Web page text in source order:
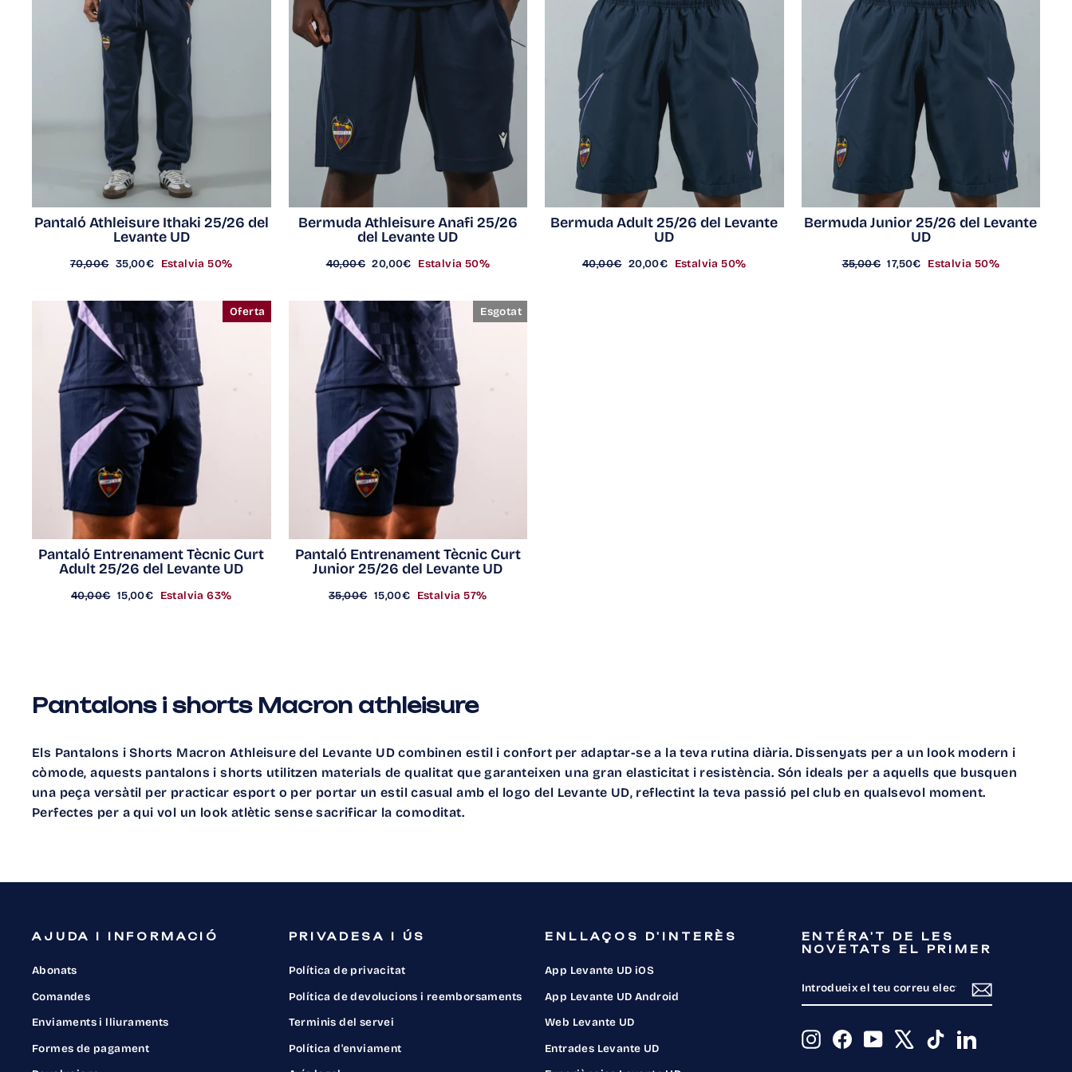
Pantaló Athleisure Ithaki 25/26 del
Levante UD
Preu
70,00€ Preu
35,00€ Estalvia 50%
Bermuda Athleisure Anafi 25/26
del Levante UD
Preu
40,00€ Preu
20,00€ Estalvia 50%
Bermuda Adult 25/26 del Levante
UD
Preu
40,00€ Preu
20,00€ Estalvia 50%
Bermuda Junior 25/26 del Levante
UD
Preu
35,00€ Preu
17,50€ Estalvia 50%
Oferta
Pantaló Entrenament Tècnic Curt
Adult 25/26 del Levante UD
Preu
40,00€ Preu
15,00€ Estalvia 63%
Esgotat
Pantaló Entrenament Tècnic Curt
Junior 25/26 del Levante UD
Preu
35,00€ Preu
15,00€ Estalvia 57%
Pantalons i shorts Macron athleisure
Els Pantalons i Shorts Macron Athleisure del Levante UD combinen estil i confort per adaptar-se a la teva rutina diària. Dissenyats per a un look modern i
còmode, aquests pantalons i shorts utilitzen materials de qualitat que garanteixen una gran elasticitat i resistència. Són ideals per a aquells que busquen
una peça versàtil per practicar esport o per portar un estil casual amb el logo del Levante UD, reflectint la teva passió pel club en qualsevol moment.
Perfectes per a qui vol un look atlètic sense sacrificar la comoditat.
AJUDA I INFORMACIÓ
Abonats
Comandes
Enviaments i lliuraments
Formes de pagament
PRIVADESA I ÚS
Política de privacitat
Política de devolucions i reemborsaments
Terminis del servei
Política d'enviament
ENLLAÇOS D'INTERÈS
App Levante UD iOS
App Levante UD Android
Web Levante UD
Entrades Levante UD
ENTÉRA'T DE LES
NOVETATS EL PRIMER
EL
TEU
ELECTRÒNIC
TE
InstagramFacebookYouTube TikTokLinkedIn